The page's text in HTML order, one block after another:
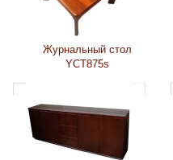
Журнальный стол
YCT875s